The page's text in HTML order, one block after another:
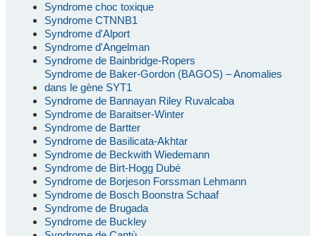
Syndrome choc toxique
Syndrome CTNNB1
Syndrome d'Alport
Syndrome d'Angelman
Syndrome de Bainbridge-Ropers
Syndrome de Baker-Gordon (BAGOS) – Anomalies
dans le gène SYT1
Syndrome de Bannayan Riley Ruvalcaba
Syndrome de Baraitser-Winter
Syndrome de Bartter
Syndrome de Basilicata-Akhtar
Syndrome de Beckwith Wiedemann
Syndrome de Birt-Hogg Dubé
Syndrome de Borjeson Forssman Lehmann
Syndrome de Bosch Boonstra Schaaf
Syndrome de Brugada
Syndrome de Buckley